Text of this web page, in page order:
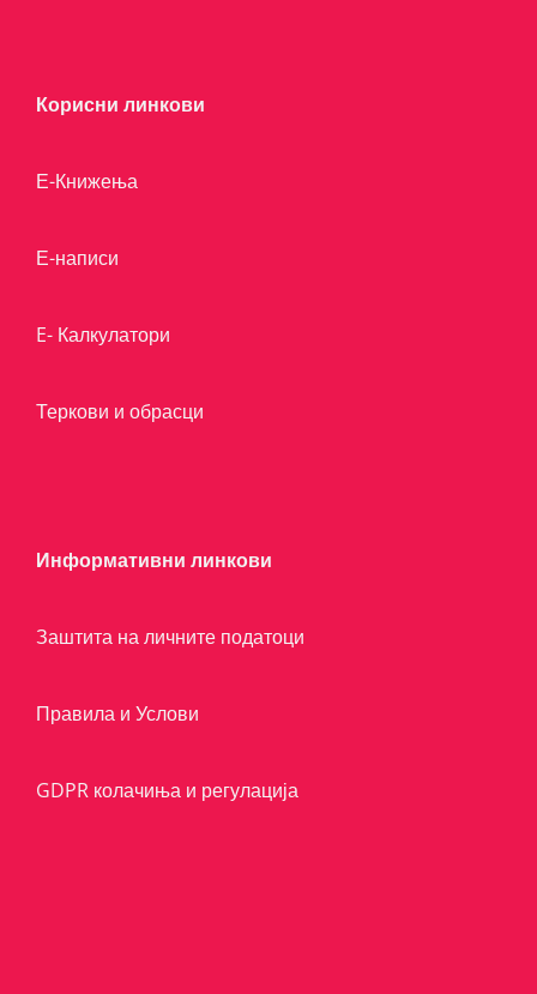
Корисни линкови
Е-Книжења
Е-написи
E- Калкулатори
Теркови и обрасци
Информативни линкови
Заштита на личните податоци
Правила и Услови
GDPR колачиња и регулација